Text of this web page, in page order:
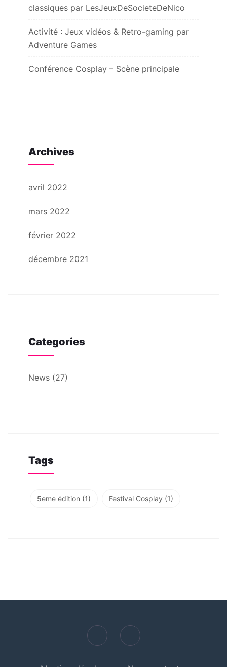
classiques par LesJeuxDeSocieteDeNico
Activité : Jeux vidéos & Retro-gaming par
Adventure Games
Conférence Cosplay – Scène principale
Archives
avril 2022
mars 2022
février 2022
décembre 2021
Categories
News (27)
Tags
5eme édition (1) Festival Cosplay (1)